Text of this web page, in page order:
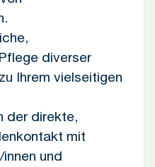
diverser
Ihrem vielseitigen
der direkte,
mit
und